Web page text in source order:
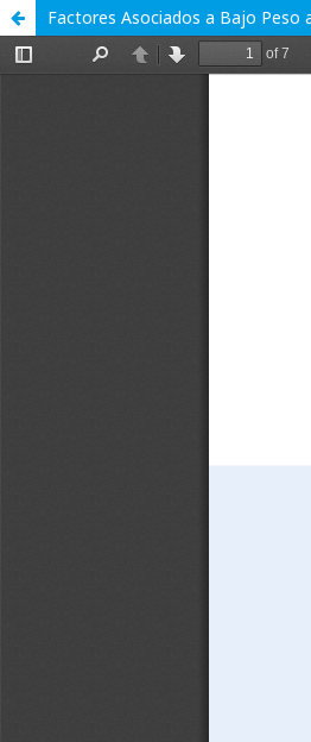
Factores Asociados a Bajo Peso